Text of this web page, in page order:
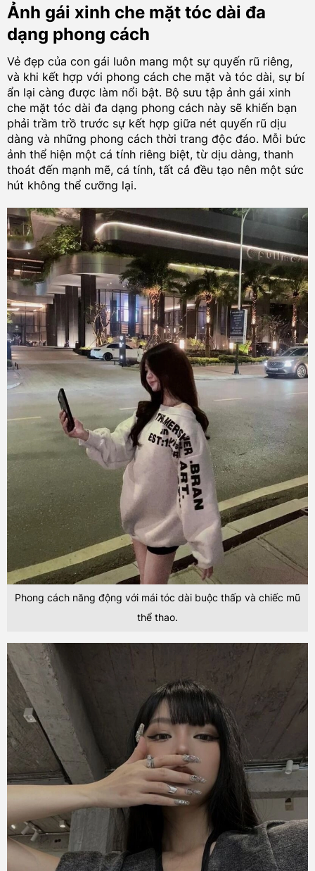
Ảnh gái xinh che mặt tóc dài đa
dạng phong cách
Vẻ đẹp của con gái luôn mang một sự quyến rũ riêng,
và khi kết hợp với phong cách che mặt và tóc dài, sự bí
ẩn lại càng được làm nổi bật. Bộ sưu tập ảnh gái xinh
che mặt tóc dài đa dạng phong cách này sẽ khiến bạn
phải trầm trồ trước sự kết hợp giữa nét quyến rũ dịu
dàng và những phong cách thời trang độc đáo. Mỗi bức
ảnh thể hiện một cá tính riêng biệt, từ dịu dàng, thanh
thoát đến mạnh mẽ, cá tính, tất cả đều tạo nên một sức
hút không thể cưỡng lại.
Phong cách năng động với mái tóc dài buộc thấp và chiếc mũ
thể thao.